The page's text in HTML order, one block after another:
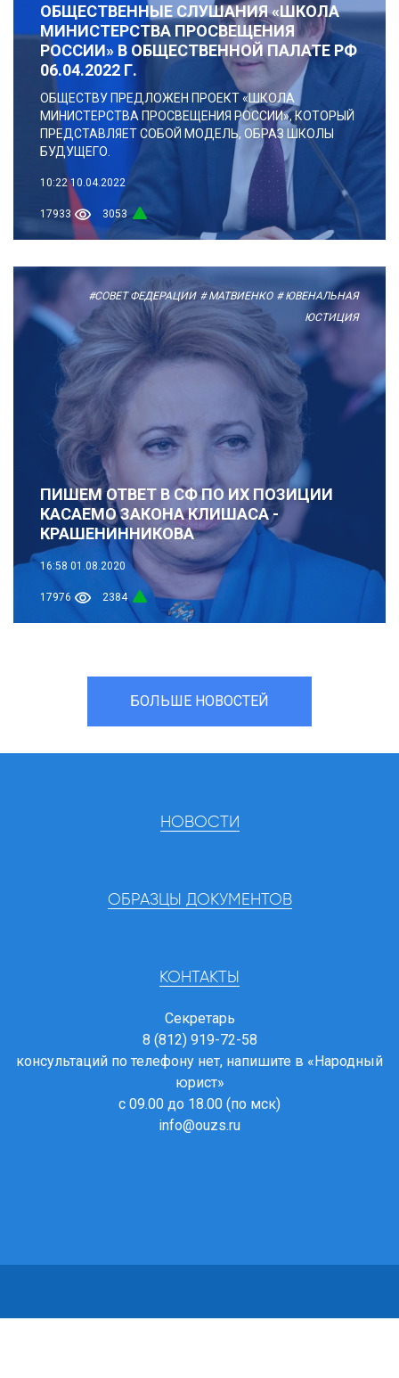
ОБЩЕСТВЕННЫЕ СЛУШАНИЯ «ШКОЛА
МИНИСТЕРСТВА ПРОСВЕЩЕНИЯ
РОССИИ» В ОБЩЕСТВЕННОЙ ПАЛАТЕ РФ
06.04.2022 Г.
ОБЩЕСТВУ ПРЕДЛОЖЕН ПРОЕКТ «ШКОЛА
МИНИСТЕРСТВА ПРОСВЕЩЕНИЯ РОССИИ», КОТОРЫЙ
ПРЕДСТАВЛЯЕТ СОБОЙ МОДЕЛЬ, ОБРАЗ ШКОЛЫ
БУДУЩЕГО.
10:22 10.04.2022
17933 3053
#СОВЕТ ФЕДЕРАЦИИ # МАТВИЕНКО # ЮВЕНАЛЬНАЯ
ЮСТИЦИЯ
ПИШЕМ ОТВЕТ В СФ ПО ИХ ПОЗИЦИИ
КАСАЕМО ЗАКОНА КЛИШАСА -
КРАШЕНИННИКОВА
16:58 01.08.2020
17976 2384
БОЛЬШЕ НОВОСТЕЙ
НОВОСТИ
ОБРАЗЦЫ ДОКУМЕНТОВ
КОНТАКТЫ
Секретарь
8 (812) 919-72-58
консультаций по телефону нет, напишите в «Народный
юрист»
с 09.00 до 18.00 (по мск)
info@ouzs.ru